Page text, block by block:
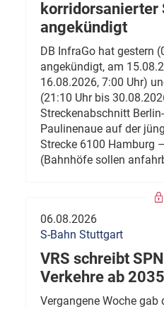
korridorsanierter
angekündigt
DB InfraGo hat gestern
angekündigt, am
16.08.2026, 7:00 Uhr)
(21:10 Uhr bis
Streckenabschnitt
Paulinenaue auf der
Strecke 6100 Hamburg
(Bahnhöfe sollen
06.08.2026
S-Bahn Stuttgart
VRS schreibt
Verkehre ab
Vergangene Woche gab